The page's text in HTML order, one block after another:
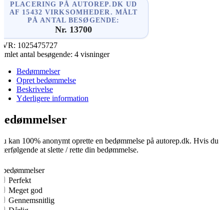
PLACERING PÅ AUTOREP.DK UD
AF 15432 VIRKSOMHEDER. MÅLT
PÅ ANTAL BESØGENDE:
Nr. 13700
1025475727
antal besøgende: 4 visninger
Bedømmelser
Opret bedømmelse
Beskrivelse
Yderligere information
kan 100% anonymt oprette en bedømmelse på autorep.dk. Hvis
at slette / rette din bedømmelse.
bedømmelser
Perfekt
Meget god
Gennemsnitlig